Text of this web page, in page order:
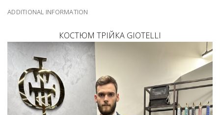
ADDITIONAL INFORMATION
КОСТЮМ ТРІЙКА GIOTELLI